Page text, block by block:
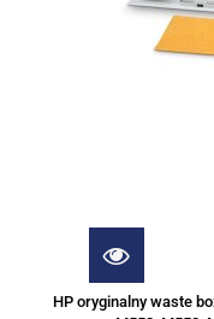
HP oryginalny waste